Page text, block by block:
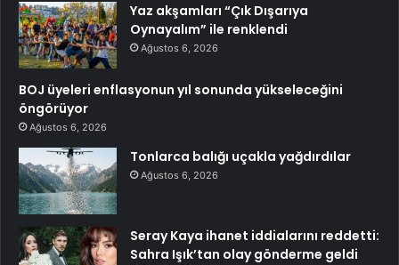
Yaz akşamları “Çık Dışarıya
Oynayalım” ile renklendi
Ağustos 6, 2026
BOJ üyeleri enflasyonun yıl sonunda yükseleceğini
öngörüyor
Ağustos 6, 2026
Tonlarca balığı uçakla yağdırdılar
Ağustos 6, 2026
Seray Kaya ihanet iddialarını reddetti:
Sahra Işık’tan olay gönderme geldi